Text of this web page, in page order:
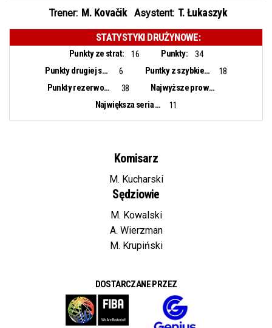
Trener: M. Kovačik Asystent: T. Łukaszyk
STATYSTYKI DRUŻYNOWE:
Punkty ze strat: 16 Punkty:
34
Punkty drugiej szansy:
6 Puntky z szybkiego ataku:
18
Punkty rezerwowych:
38
Najwyższe prowadzenie:
Największa seria punktowa:
11
Komisarz
M. Kucharski
Sędziowie
M. Kowalski
A. Wierzman
M. Krupiński
DOSTARCZANE PRZEZ